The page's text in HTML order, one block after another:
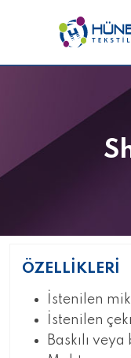
ÖZELLİKLERİ
İstenilen
İstenilen
Baskılı